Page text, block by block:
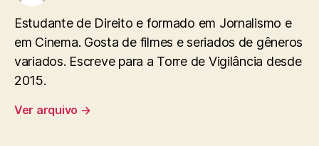
Estudante de Direito e formado em Jornalismo e
em Cinema. Gosta de filmes e seriados de gêneros
variados. Escreve para a Torre de Vigilância desde
2015.
Ver arquivo →